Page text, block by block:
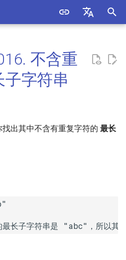
中文
数
不含重
字符串
找出其中不含有重复字符的 最长